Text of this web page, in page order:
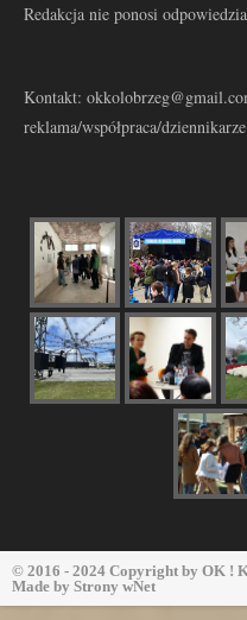
Redakcja nie ponosi
Kontakt:
reklama/współpraca/
© 2016 - 2024 Copyright by OK !
Made by Strony wNet